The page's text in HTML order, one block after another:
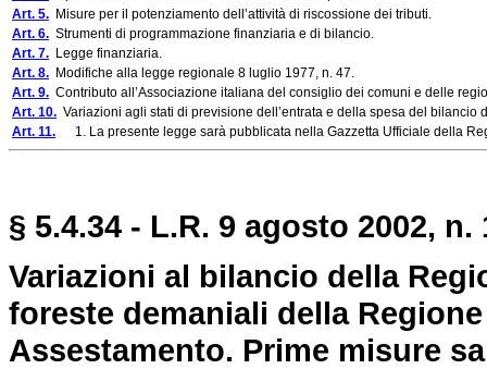
Art. 5. Misure per il potenziamento dell’attività di riscossione dei tributi.
Art. 6. Strumenti di programmazione finanziaria e di bilancio.
Art. 7. Legge finanziaria.
Art. 8. Modifiche alla legge regionale 8 luglio 1977, n. 47.
Art. 9. Contributo all’Associazione italiana del consiglio dei comuni e delle
Art. 10. Variazioni agli stati di previsione dell’entrata e della spesa del
Art. 11. 1. La presente legge sarà pubblicata nella Gazzetta Ufficiale della
§ 5.4.34 - L.R. 9 agosto 2002, n.
Variazioni al bilancio della
foreste demaniali della
Assestamento. Prime misure